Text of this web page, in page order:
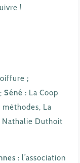
!
;
Séné : La Coop
méthodes, La
Duthoit
: l’association